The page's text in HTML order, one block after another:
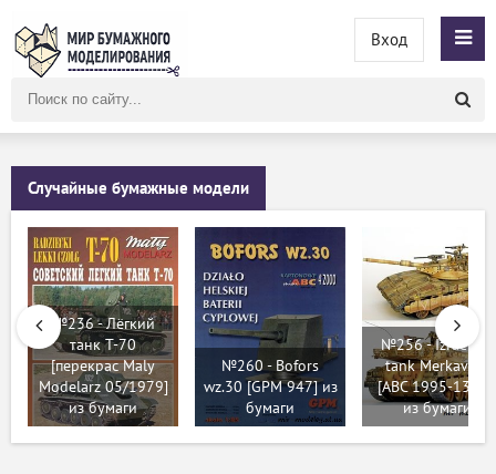
сайту
Вход
Случайные бумажные модели
№236 - Лёгкий
танк Т-70
[перекрас Maly
Modelarz 05/1979]
из бумаги
№260 - Bofors
wz.30 [GPM 947] из
бумаги
№256 - Izraelsky
tank Merkava II
[ABC 1995-13-
из бумаги